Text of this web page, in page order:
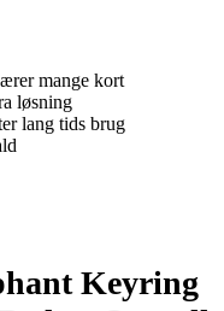
mange kort
løsning
lang tids brug
Keyring